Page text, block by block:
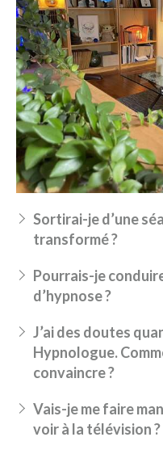
Sortirai-je d’une
transformé ?
Pourrais-je
d’hypnose ?
J’ai des doutes
Hypnologue.
convaincre ?
Vais-je me faire
voir à la télévision ?